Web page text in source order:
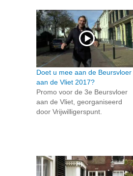
Doet u mee aan de Beursvloer
aan de Vliet 2017?
Promo voor de 3e Beursvloer
aan de Vliet, georganiseerd
door Vrijwilligerspunt.